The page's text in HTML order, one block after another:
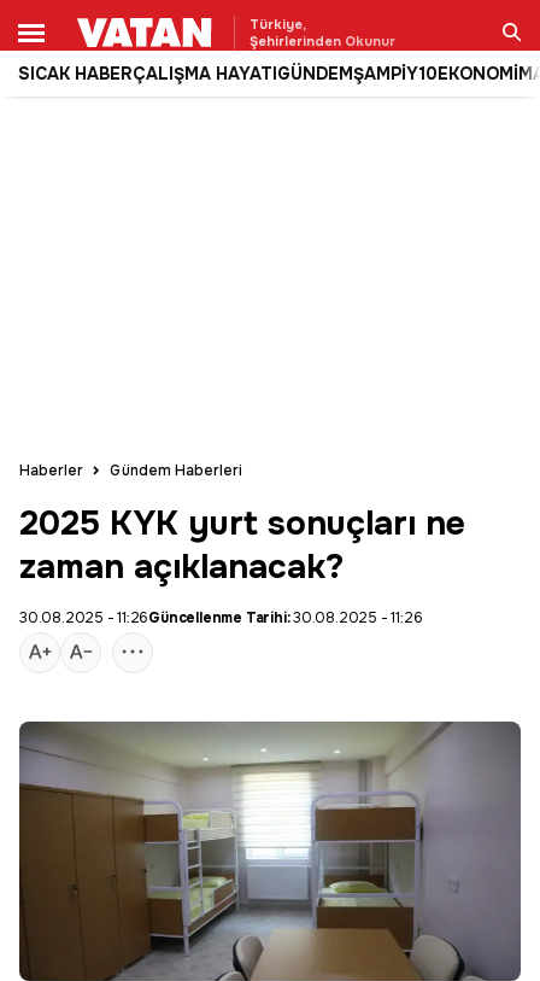
Türkiye,
Şehirlerinden Okunur
SICAK HABERÇALIŞMA HAYATIGÜNDEMŞAMPİY10EKONOMİ
Ara
Haberler Gündem Haberleri
2025 KYK yurt sonuçları ne
zaman açıklanacak?
30.08.2025 - 11:26Güncellenme Tarihi:30.08.2025 - 11:26